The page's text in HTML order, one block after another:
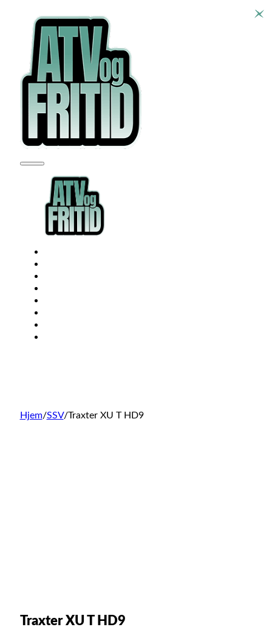
Hjem/SSV/Traxter XU T HD9
Traxter XU T HD9